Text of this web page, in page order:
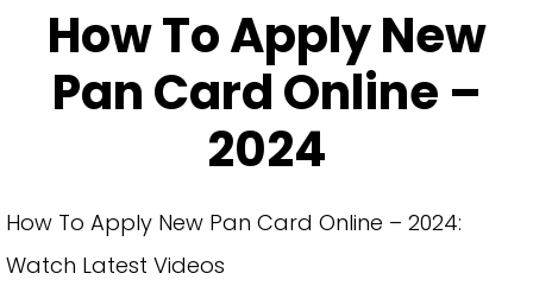
How To Apply New
Pan Card Online –
2024
How To Apply New Pan Card Online – 2024:
Watch Latest Videos